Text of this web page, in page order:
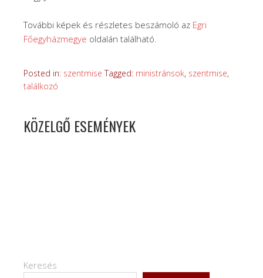
További képek és részletes beszámoló az Egri
Főegyházmegye oldalán található.
Posted in: szentmise Tagged: ministránsok, szentmise,
találkozó
KÖZELGŐ ESEMÉNYEK
Keresés